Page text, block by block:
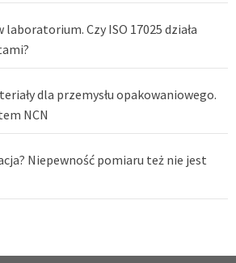
Czy ISO 17025 działa
dla przemysłu opakowaniowego.
NCN
Niepewność pomiaru też nie jest